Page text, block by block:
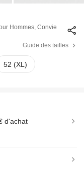
Hommes, Convie
Guide des tailles
52 (XL)
d'achat